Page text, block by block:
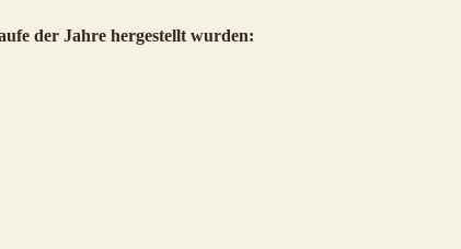
der Jahre hergestellt wurden: